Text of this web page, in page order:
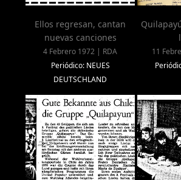
Ellos regresan, cantan
nuevas canciones
4 Febrero 1972 | RDA
Periódico: NEUES
DEUTSCHLAND
11